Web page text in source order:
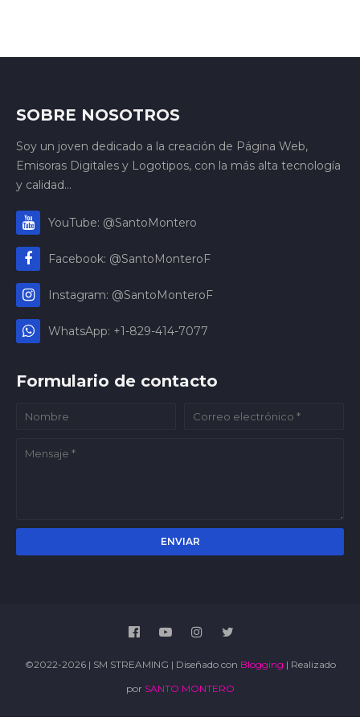
SOBRE NOSOTROS
Soy un joven dedicado a la creación de Página Web,
Emisoras Digitales y Logotipos, con la más alta tecnología
y calidad...
YouTube: @SantoMontero
Facebook: @SantoMonteroF
Instagram: @SantoMonteroF
WhatsApp: +1-829-414-7077
Formulario de contacto
©2022-2026 | SM STREAMING | Diseñado con Blogging | Realizado
por SANTO MONTERO